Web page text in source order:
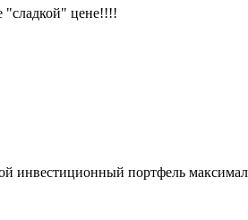
"сладкой" цене!!!!
инвестиционный портфель